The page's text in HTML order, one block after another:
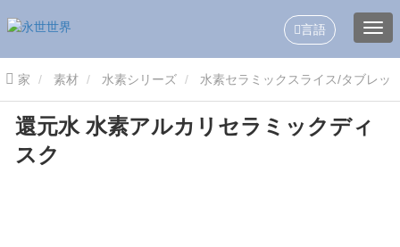
言語
家 素材 水素シリーズ 水素セラミックスライス/タブレッ
ト 還元水 水素アルカリセラミックディスク
還元水 水素アルカリセラミックディ
スク